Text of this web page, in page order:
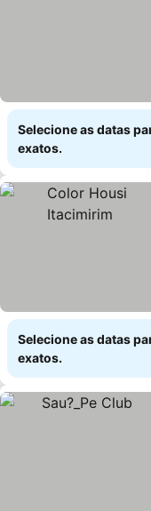
Selecione as datas
exatos.
Selecione as datas
exatos.